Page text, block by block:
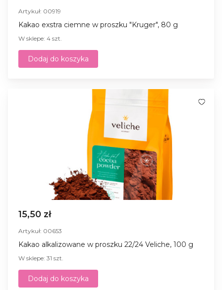
Artykuł: 00919
Kakao exstra ciemne w proszku "Kruger", 80 g
W sklepe: 4 szt.
Dodaj do koszyka
15,50 zł
Artykuł: 00653
Kakao alkalizowane w proszku 22/24 Veliche, 100 g
W sklepe: 31 szt.
Dodaj do koszyka